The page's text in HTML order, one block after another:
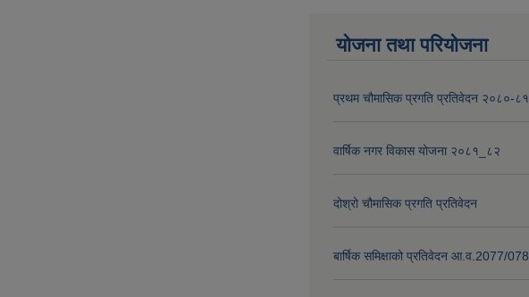
योजना तथा परियोजना
प्रथम चौमासिक प्रगति प्रतिवेदन २०८०-८१
वार्षिक नगर विकास योजना २०८१_८२
दोश्रो चौमासिक प्रगति प्रतिवेदन
बार्षिक समिक्षाको प्रतिवेदन आ.व.2077/078